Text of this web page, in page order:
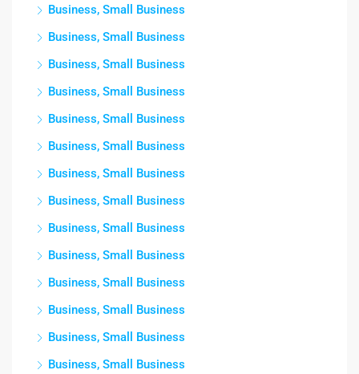
Business, Small Business
Business, Small Business
Business, Small Business
Business, Small Business
Business, Small Business
Business, Small Business
Business, Small Business
Business, Small Business
Business, Small Business
Business, Small Business
Business, Small Business
Business, Small Business
Business, Small Business
Business, Small Business